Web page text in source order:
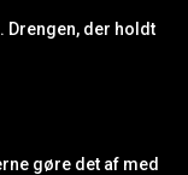
Drengen, der holdt
gøre det af med